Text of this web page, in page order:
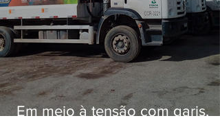
Em meio à tensão com garis,